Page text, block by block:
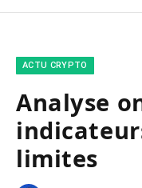
ACTU CRYPTO
Analyse
limites